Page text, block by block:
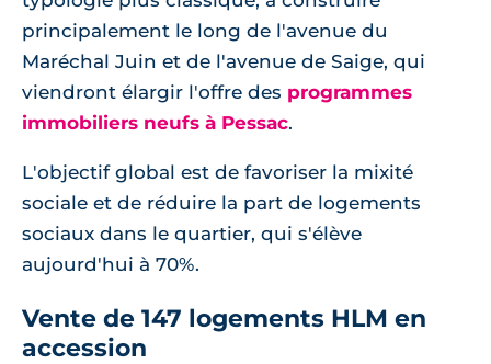
principalement le long de l'avenue du
Maréchal Juin et de l'avenue de Saige, qui
viendront élargir l'offre des programmes
immobiliers neufs à Pessac.
L'objectif global est de favoriser la mixité
sociale et de réduire la part de logements
sociaux dans le quartier, qui s'élève
aujourd'hui à 70%.
Vente de 147 logements HLM en
accession